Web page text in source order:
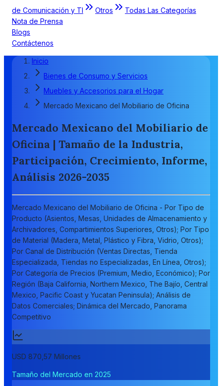
de Comunicación y TI
Otros
Todas Las Categorías
Nota de Prensa
Blogs
Contáctenos
Inicio
Bienes de Consumo y Servicios
Muebles y Accesorios para el Hogar
Mercado Mexicano del Mobiliario de Oficina
Mercado Mexicano del Mobiliario de
Oficina | Tamaño de la Industria,
Participación, Crecimiento, Informe,
Análisis 2026-2035
Mercado Mexicano del Mobiliario de Oficina - Por Tipo de
Producto (Asientos, Mesas, Unidades de Almacenamiento y
Archivadores, Compartimientos Superiores, Otros); Por Tipo
de Material (Madera, Metal, Plástico y Fibra, Vidrio, Otros);
Por Canal de Distribución (Ventas Directas, Tienda
Especializada, Tiendas no Especializadas, En Línea, Otros);
Por Categoría de Precios (Premium, Medio, Económico); Por
Región (Baja California, Northern Mexico, The Bajío, Central
Mexico, Pacific Coast y Yucatan Peninsula); Análisis de
Datos Comerciales; Dinámica del Mercado, Panorama
Competitivo
USD 870,57 Millones
Tamaño del Mercado en 2025